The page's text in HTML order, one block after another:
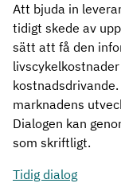
Att bjuda in
tidigt skede av
sätt att få den
marknadens
Dialogen kan
som skriftligt.
Tidig dialog